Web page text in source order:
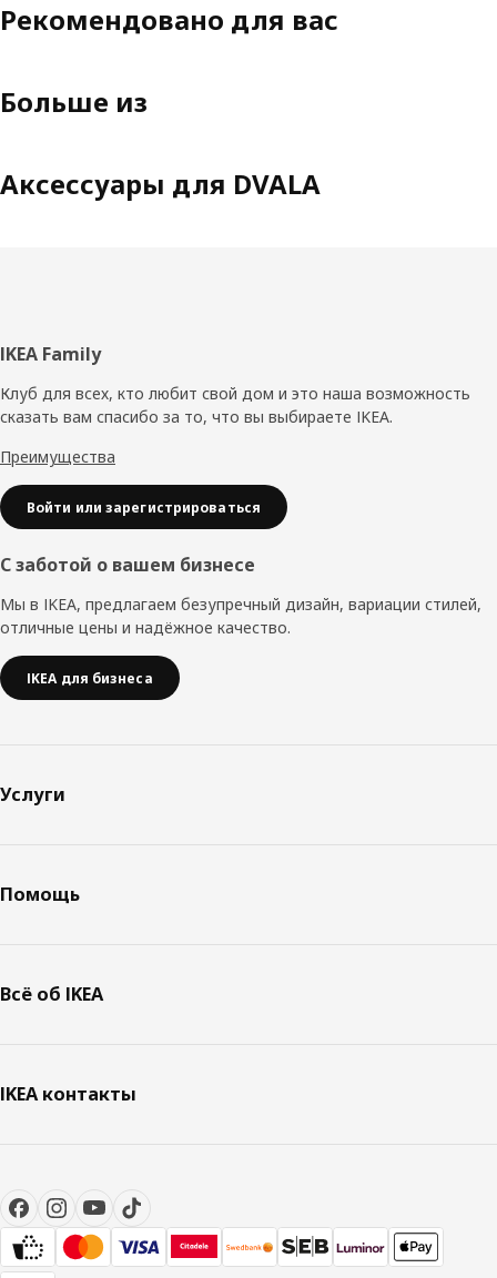
Рекомендовано для вас
Больше из
Аксессуары для DVALA
Нижний
колонтитул
IKEA Family
Клуб для всех, кто любит свой дом и это наша возможность
сказать вам спасибо за то, что вы выбираете IKEA.
Преимущества
Войти или зарегистрироваться
С заботой о вашем бизнесе
Мы в IKEA, предлагаем безупречный дизайн, вариации стилей,
отличные цены и надёжное качество.
IKEA для бизнеса
Услуги
Помощь
Всё об IKEA
IKEA контакты